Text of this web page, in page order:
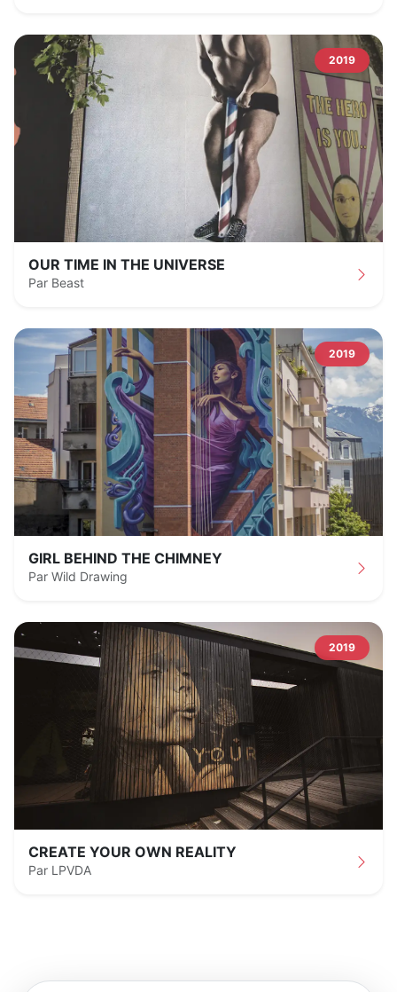
2019
OUR TIME IN THE UNIVERSE
Par Beast
2019
GIRL BEHIND THE CHIMNEY
Par Wild Drawing
2019
CREATE YOUR OWN REALITY
Par LPVDA